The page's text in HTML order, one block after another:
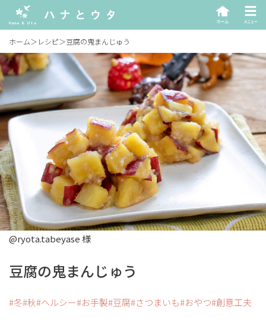
ホーム＞ レシピ＞豆腐の鬼まんじゅう
@ryota.tabeyase 様
豆腐の鬼まんじゅう
冬 秋 ヘルシー お手製 豆腐 さつまいも おやつ 創意工夫